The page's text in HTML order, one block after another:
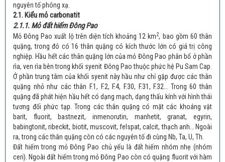
nguyên tố phóng xạ.
2.1. Kiểu mỏ carbonatit
2.1.1. Mỏ đất hiếm Đông Pao
Mỏ Đông Pao xuất lộ trên diện tích khoảng 12 km2, bao gồm 60 thân
quặng, trong đó có 16 thân quặng có kích thước lớn có giá trị công
nghiệp. Hầu hết các thân quặng lớn của mỏ Đông Pao phân bố ở phần
rìa, ven rìa bên trong khối syenit Đông Pao thuộc phức hệ Pu Sam Cap.
Ở phần trung tâm của khối syenit này hầu như chỉ gặp được các thân
quặng nhỏ như các thân F.1, F.2, F.4, F.30, F.31, F.32… Trong 60 thân
quặng đã phát hiện hầu hết có dạng mạch, dạng thấu kính với hình thái
tương đối phức tạp. Trong các thân quặng có mặt các khoáng vật
barit, fluorit, bastnezit, inmenorutin, manhetit, granat, egyrin,
babingtonit, ribeckit, biotit, muscovit, felspat, calcit, thạch anh… Ngoài
ra, trong các thân quặng còn có các nguyên tố đi cùng Nb, Ta, U, Th.
Đất hiếm trong mỏ Đông Pao chủ yếu là đất hiếm nhóm nhẹ (nhóm
ceri). Ngoài đất hiếm trong mỏ Đông Pao còn có quặng fluorit với hàm